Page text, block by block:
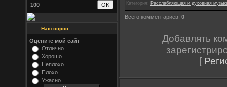
100
Наш опрос
Оцените мой сайт
Отлично
Хорошо
Неплохо
Плохо
Ужасно
Категория: Расслабляющая и духовная
Всего комментариев: 0
Добавлять
[